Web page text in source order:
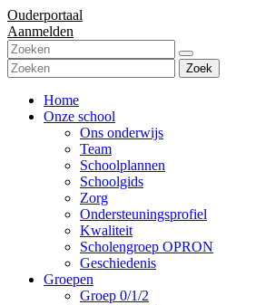
Ouderportaal
Aanmelden
Zoek
Home
Onze school
Ons onderwijs
Team
Schoolplannen
Schoolgids
Zorg
Ondersteuningsprofiel
Kwaliteit
Scholengroep OPRON
Geschiedenis
Groepen
Groep 0/1/2